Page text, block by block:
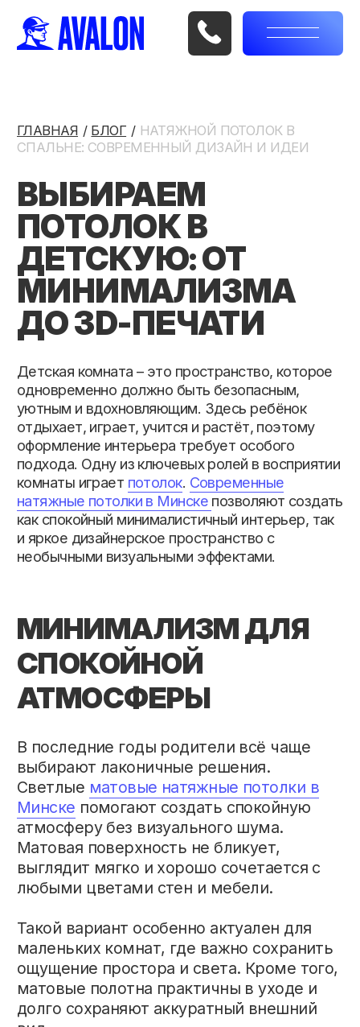
ВЫБИРАЕМ
ПОТОЛОК В
ДЕТСКУЮ: ОТ
МИНИМАЛИЗМА
ДО 3D-ПЕЧАТИ
Детская комната – это пространство, которое
одновременно должно быть безопасным,
уютным и вдохновляющим. Здесь ребёнок
отдыхает, играет, учится и растёт, поэтому
оформление интерьера требует особого
подхода. Одну из ключевых ролей в восприятии
комнаты играет
как спокойный минималистичный интерьер, так
и яркое дизайнерское пространство с
необычными визуальными эффектами.
МИНИМАЛИЗМ ДЛЯ
СПОКОЙНОЙ
АТМОСФЕРЫ
В последние годы родители всё чаще
выбирают лаконичные решения.
Светлыематовые натяжные потолки в
выглядит мягко и хорошо сочетается с
любыми цветами стен и мебели.
Такой вариант особенно актуален для
маленьких комнат, где важно сохранить
ощущение простора и света. Кроме того,
матовые полотна практичны в уходе и
КОГДА НУЖЕН
ЭФФЕКТ
ПРОСТРАНСТВА
Если детская небольшая, дизайнеры
часто рекомендуют глянцевый натяжной
потолок. Его отражающая поверхность
её светлее. Особенно эффектно глянец
смотрится в сочетании с современным
освещением и светлыми оттенками
интерьера.
Для подростковых комнат всё чаще
выбирают графитовые, бежевые или